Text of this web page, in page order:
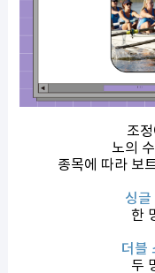
조
노의
종목에 따라 보
싱
한
더블
두